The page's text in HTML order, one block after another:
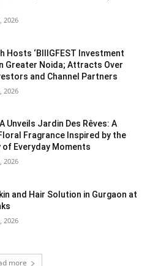
2026
Hosts ‘BIIIGFEST Investment
Greater Noida; Attracts Over
and Channel Partners
2026
Unveils Jardin Des Rêves: A
Fragrance Inspired by the
of Everyday Moments
2026
and Hair Solution in Gurgaon at
2026
more